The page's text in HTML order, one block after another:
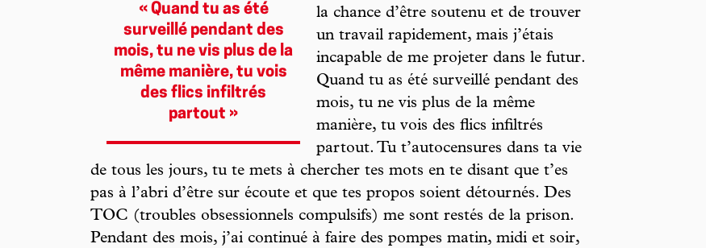
« Quand tu as été
surveillé pendant des
mois, tu ne vis plus de la
même manière, tu vois
des flics infiltrés
partout »
la chance d’être soutenu et de trouver
un travail rapidement, mais j’étais
incapable de me projeter dans le futur.
Quand tu as été surveillé pendant des
mois, tu ne vis plus de la même
manière, tu vois des flics infiltrés
partout. Tu t’autocensures dans ta vie
de tous les jours, tu te mets à chercher tes mots en te disant que t’es
pas à l’abri d’être sur écoute et que tes propos soient détournés. Des
TOC (troubles obsessionnels compulsifs) me sont restés de la prison.
Pendant des mois, j’ai continué à faire des pompes matin, midi et soir,